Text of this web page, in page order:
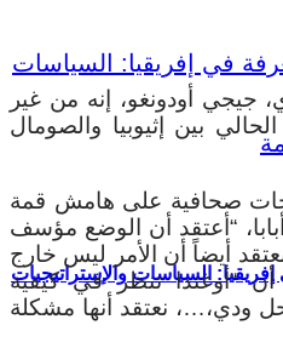
السياسات والإستراتيجيات
جيجي أودونغو، إنه من غير
بين إثيوبيا والصومال
صحافية على هامش قمة
“أعتقد أن الوضع مؤسف
أيضاً أن الأمر ليس خارج
“أوغندا تنظر في كيفية
حل ودي،…، نعتقد أنها مشكلة